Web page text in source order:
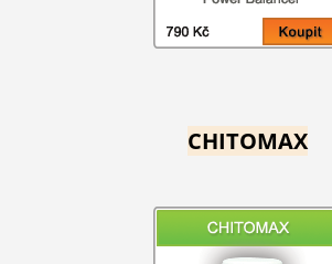
CHITOMAX